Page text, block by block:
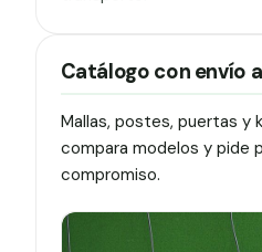
Catálogo con envío
Mallas, postes, puertas y
compara modelos y pide
compromiso.